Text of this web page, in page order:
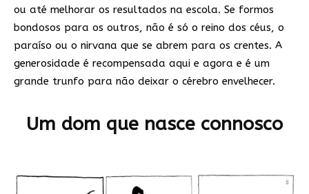
ou até melhorar os resultados na escola. Se formos
bondosos para os outros, não é só o reino dos céus, o
paraíso ou o nirvana que se abrem para os crentes. A
generosidade é recompensada aqui e agora e é um
grande trunfo para não deixar o cérebro envelhecer.
Um dom que nasce connosco